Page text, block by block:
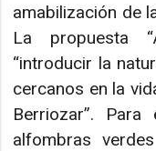
amabilización de
La propuesta
“introducir la
cercanos en la
Berriozar”.
alfombras